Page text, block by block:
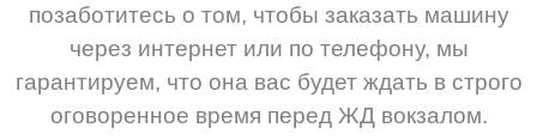
позаботитесь о том, чтобы заказать машину
через интернет или по телефону, мы
гарантируем, что она вас будет ждать в строго
оговоренное время перед ЖД вокзалом.